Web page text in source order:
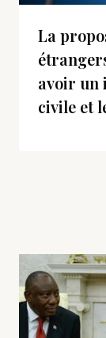
La
avoir un
civile et